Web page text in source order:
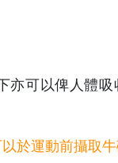
亦可以俾人體
於運動前攝取